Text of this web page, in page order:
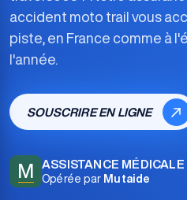
accident moto trail vous
piste, en France comme à
l'année.
SOUSCRIRE EN LIGNE
M ASSISTANCE
Opérée par Mutaide